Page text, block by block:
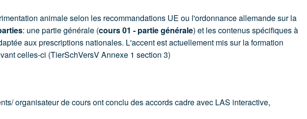
animale selon les recommandations UE ou l'ordonnance allemande sur la
: une partie générale (cours 01 - partie générale) et les contenus spécifiques à
aux prescriptions nationales. L'accent est actuellement mis sur la formation
celles-ci (TierSchVersV Annexe 1 section 3)
organisateur de cours ont conclu des accords cadre avec LAS interactive,